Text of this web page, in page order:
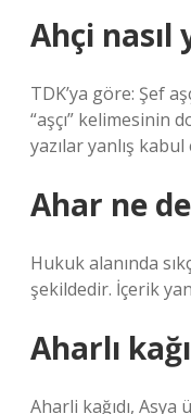
Ahçi nasıl
TDK’ya göre: Şef
“aşçı” kelimesinin
yazılar yanlış kabul
Ahar ne
Hukuk alanında
şekildedir. İçerik
Aharlı
Aharli kağıdı,